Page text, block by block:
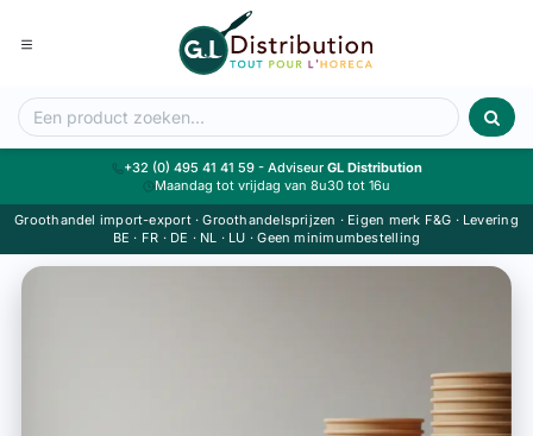
+32 (0) 495 41 41 59 - Adviseur GL Distribution
Maandag tot vrijdag van 8u30 tot 16u
Groothandel import-export · Groothandelsprijzen · Eigen merk F&G · Levering
BE · FR · DE · NL · LU · Geen minimumbestelling